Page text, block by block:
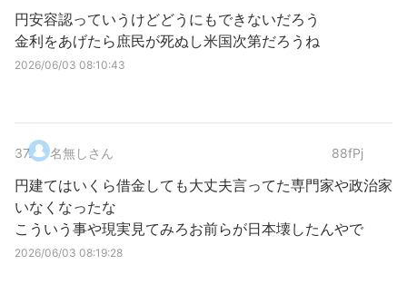
円安容認っていうけどどうにもできないだろう
金利をあげたら庶民が死ぬし米国次第だろうね
2026/06/03 08:10:43
37. 名無しさん 88fPj
円建てはいくら借金しても大丈夫言ってた専門家や政治家
いなくなったな
こういう事や現実見てみろお前らが日本壊したんやで
2026/06/03 08:19:28